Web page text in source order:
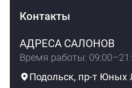
Контакты
АДРЕСА САЛОНОВ
Время работы:
Подольск, пр-т Юных